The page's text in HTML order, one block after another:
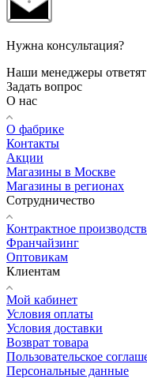
Нужна консультация?
Наши менеджеры
Задать вопрос
О нас
О фабрике
Контакты
Акции
Магазины в Москве
Магазины в регионах
Сотрудничество
Контрактное
Франчайзинг
Оптовикам
Клиентам
Мой кабинет
Условия оплаты
Условия доставки
Возврат товара
Пользовательское
Персональные данные